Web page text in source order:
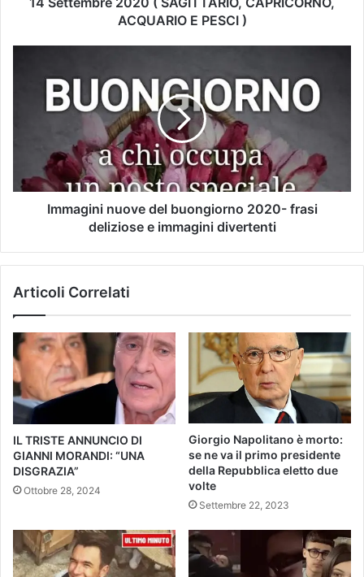
ACQUARIO E PESCI )
Immagini nuove del buongiorno 2020- frasi
deliziose e immagini divertenti
Articoli Correlati
IL TRISTE ANNUNCIO DI
GIANNI MORANDI: “UNA
DISGRAZIA”
Ottobre 28, 2024
Giorgio Napolitano è morto:
se ne va il primo presidente
della Repubblica eletto due
volte
Settembre 22, 2023